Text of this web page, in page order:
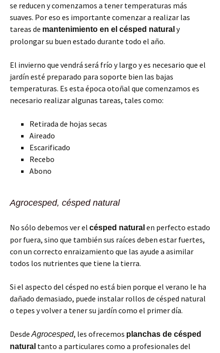
se reducen y comenzamos a tener temperaturas más
suaves. Por eso es importante comenzar a realizar las
tareas de mantenimiento en el césped natural y
prolongar su buen estado durante todo el año.
El invierno que vendrá será frío y largo y es necesario que el
jardín esté preparado para soporte bien las bajas
temperaturas. Es esta época otoñal que comenzamos es
necesario realizar algunas tareas, tales como:
Retirada de hojas secas
Aireado
Escarificado
Recebo
Abono
Agrocesped, césped natural
No sólo debemos ver el césped natural en perfecto estado
por fuera, sino que también sus raíces deben estar fuertes,
con un correcto enraizamiento que las ayude a asimilar
todos los nutrientes que tiene la tierra.
Si el aspecto del césped no está bien porque el verano le ha
dañado demasiado, puede instalar rollos de césped natural
o tepes y volver a tener su jardín como el primer día.
Desde Agrocesped, les ofrecemos planchas de césped
natural tanto a particulares como a profesionales del